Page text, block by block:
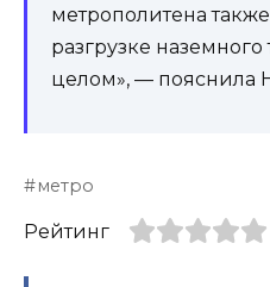
метрополитена
разгрузке
целом», — пояснила
метро
Рейтинг